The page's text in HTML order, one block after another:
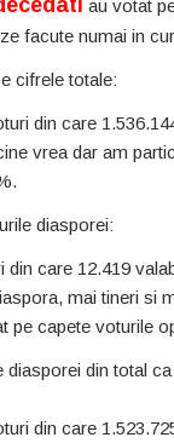
au votat
facute numai in
cifrele totale:
din care
vrea dar am
diasporei:
din care 12.419
mai tineri si
pe capete voturile
diasporei din total
din care